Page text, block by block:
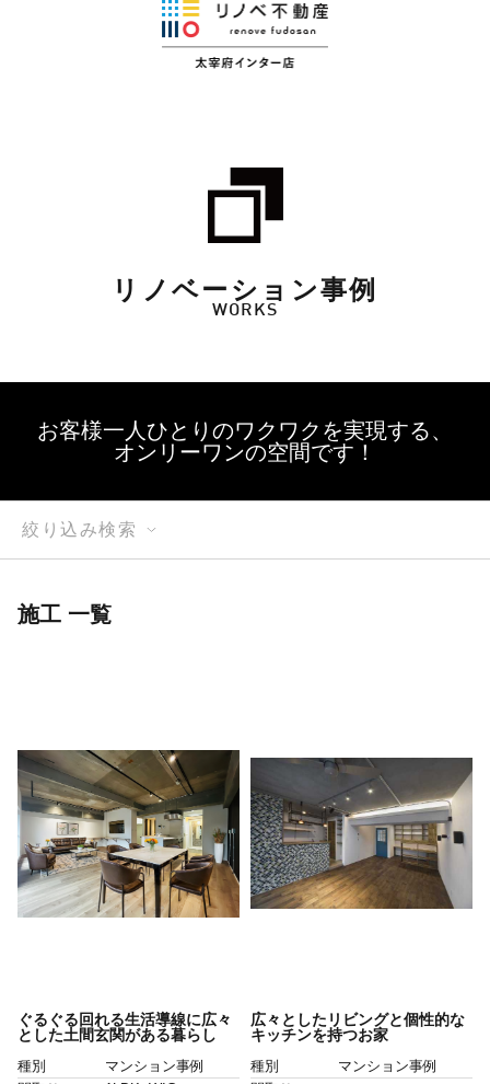
リノベーション事例
WORKS
お客様一人ひとりのワクワクを実現する、
オンリーワンの空間です！
絞り込み検索
施工 一覧
ぐるぐる回れる生活導線に広々
とした土間玄関がある暮らし
種別
マンション事例
広々としたリビングと個性的な
キッチンを持つお家
種別
マンション事例